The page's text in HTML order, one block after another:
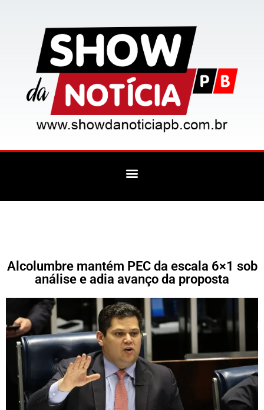
Alcolumbre mantém PEC da escala 6×1 sob
análise e adia avanço da proposta